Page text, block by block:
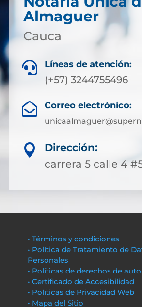
Almaguer
Cauca
 Líneas de atención:
(+57) 3244755496
 Correo electrónico:

Dirección:
carrera 5 calle 4
• Términos y condiciones
• Política de Tratamiento de
Personales
• Políticas de derechos de
• Certificado de Accesibilidad
• Políticas de Privacidad Web
• Mapa del Sitio